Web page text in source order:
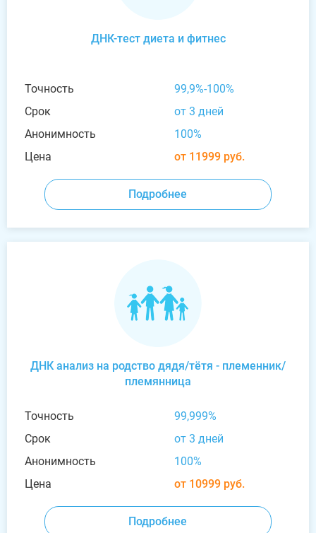
ДНК-тест диета и фитнес
Точность
99,9%-100%
Срок
от 3 дней
Анонимность
100%
Цена
от 11999 руб.
Подробнее
ДНК анализ на родство дядя/тётя - племенник/
племянница
Точность
99,999%
Срок
от 3 дней
Анонимность
100%
Цена
от 10999 руб.
Подробнее